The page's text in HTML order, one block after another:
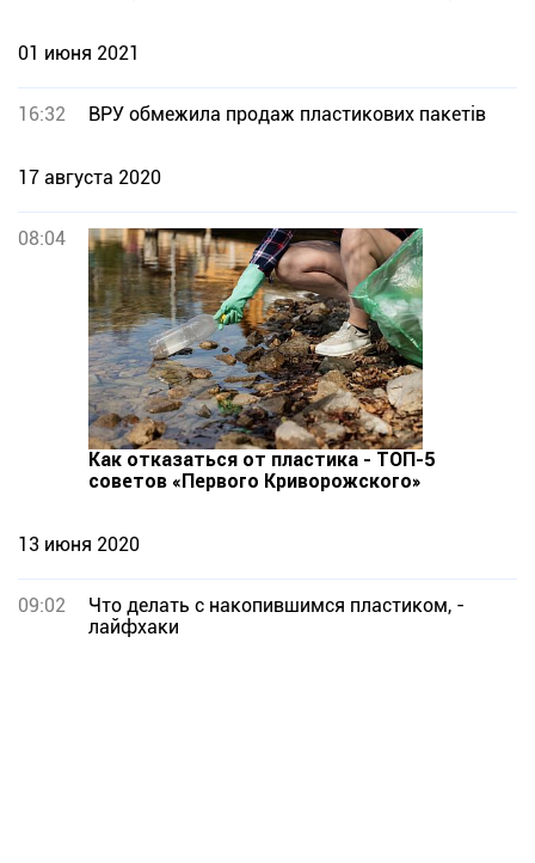
01 июня 2021
16:32 ВРУ обмежила продаж пластикових пакетів
17 августа 2020
08:04
Как отказаться от пластика - ТОП-5
советов «Первого Криворожского»
13 июня 2020
09:02
Что делать с накопившимся пластиком, -
лайфхаки